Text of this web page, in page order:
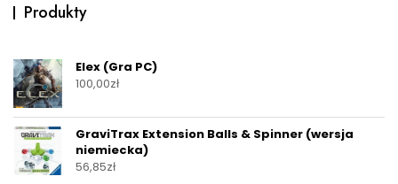
Produkty
Elex (Gra PC)
100,00zł
GraviTrax Extension Balls & Spinner (wersja
niemiecka)
56,85zł